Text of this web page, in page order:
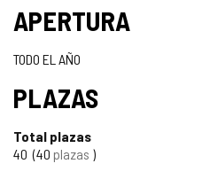
cuadernos
APERTURA
TODO EL AÑO
PLAZAS
Total plazas
40 40 plazas